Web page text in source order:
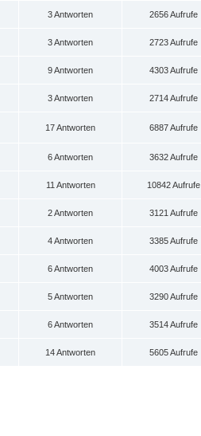
3 Antworten 2656 Aufrufe
3 Antworten 2723 Aufrufe
9 Antworten 4303 Aufrufe
3 Antworten 2714 Aufrufe
17 Antworten 6887 Aufrufe
6 Antworten 3632 Aufrufe
11 Antworten 10842 Aufrufe
2 Antworten 3121 Aufrufe
4 Antworten 3385 Aufrufe
6 Antworten 4003 Aufrufe
5 Antworten 3290 Aufrufe
6 Antworten 3514 Aufrufe
14 Antworten 5605 Aufrufe